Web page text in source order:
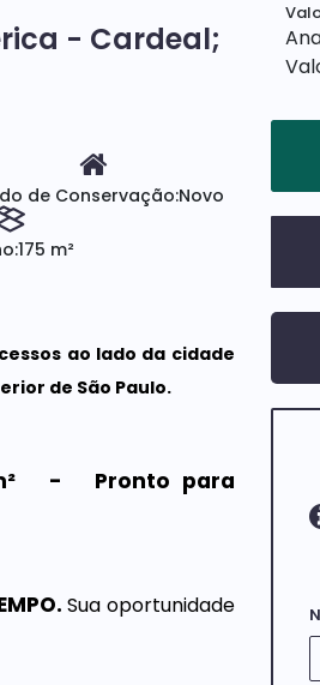
- Cardeal;
de Conservação:Novo
175 m²
ao lado da cidade
de São Paulo.
m² - Pronto para
Sua oportunidade